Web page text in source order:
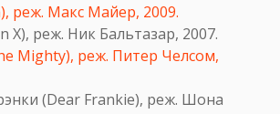
реж. Макс Майер, 2009.
X), реж. Ник Бальтазар, 2007.
Mighty), реж. Питер Челсом,
(Dear Frankie), реж. Шона